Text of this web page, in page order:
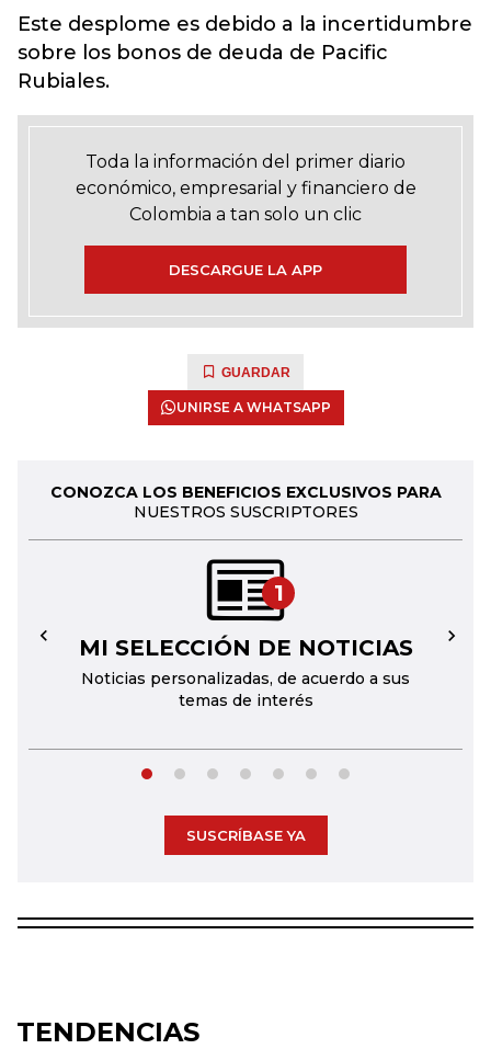
Este desplome es debido a la incertidumbre
sobre los bonos de deuda de Pacific
Rubiales.
Toda la información del primer diario
económico, empresarial y financiero de
Colombia a tan solo un clic
DESCARGUE LA APP
GUARDAR
UNIRSE A WHATSAPP
CONOZCA LOS BENEFICIOS EXCLUSIVOS PARA
NUESTROS SUSCRIPTORES
1
MI SELECCIÓN DE NOTICIAS
Noticias personalizadas, de acuerdo a sus
temas de interés
← →
SUSCRÍBASE YA
TENDENCIAS